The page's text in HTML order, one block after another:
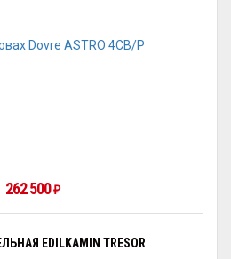
262 500 ₽
EDILKAMIN TRESOR